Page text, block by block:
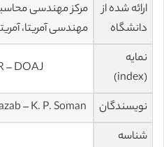
ارائه شده از
دانشگاه
مهندسی آمریتا،
نمایه
(index)
– DOAJ
نویسندگان
– K. P. Soman
شناسه